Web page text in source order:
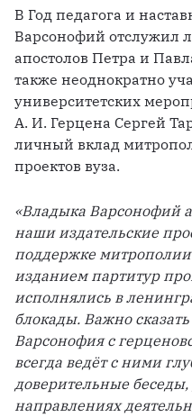
В Год педагога и
Варсонофий отслужил
апостолов Петра и
также неоднократно
университетских
А. И. Герцена Сергей
личный вклад
проектов вуза.
«Владыка Варсонофий
наши издательские
поддержке
изданием партитур
исполнялись в
блокады. Важно
Варсонофия с
всегда ведёт с ними
доверительные беседы,
направлениях